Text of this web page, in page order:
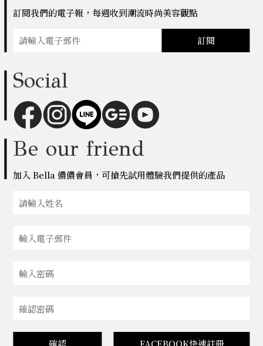
訂閱我們的電子報，每週收到潮流時尚美容觀點
訂閱
Social
Be our friend
加入 Bella 儂儂會員，可搶先試用體驗我們提供的產品
確認 FACEBOOK快速註冊